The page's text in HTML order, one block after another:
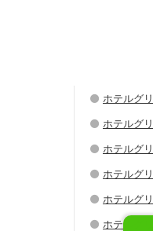
ホテルグ
ホテルグ
ホテルグ
ホテルグ
ホテルグ
ホテルグ